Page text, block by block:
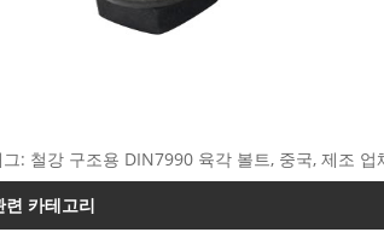
그: 철강 구조용 DIN7990 육각 볼트, 중국, 제조 업
련 카테고리